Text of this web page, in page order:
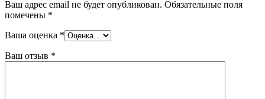
Ваш адрес email не будет опубликован. Обязательные поля
помечены *
Ваша оценка *
Ваш отзыв *